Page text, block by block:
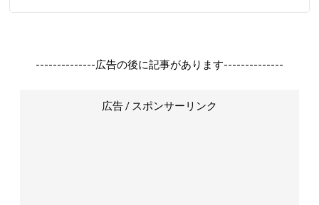
--------------広告の後に記事があります--------------
広告 / スポンサーリンク